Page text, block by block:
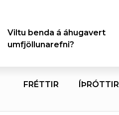
Viltu benda á áhugavert
umfjöllunarefni?
FRÉTTIR ÍÞRÓTTIR